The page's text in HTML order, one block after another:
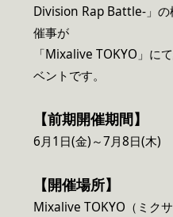
Division Rap Battle-」の
催事が
「Mixalive TOKYO」に
ベントです。
【前期開催期間】
6月1日(金)～7月8日(木)
【開催場所】
Mixalive TOKYO（ミクサ